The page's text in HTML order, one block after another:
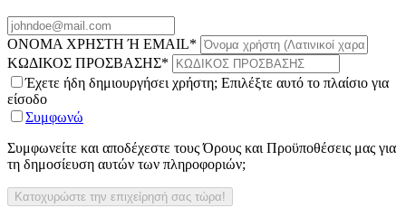
ΟΝΟΜΑ ΧΡΗΣΤΗ Ή EMAIL*
ΚΩΔΙΚΟΣ ΠΡΟΣΒΑΣΗΣ*
Έχετε ήδη δημιουργήσει χρήστη; Επιλέξτε αυτό το πλαίσιο για
είσοδο
Συμφωνώ
Συμφωνείτε και αποδέχεστε τους Όρους και Προϋποθέσεις μας για
τη δημοσίευση αυτών των πληροφοριών;